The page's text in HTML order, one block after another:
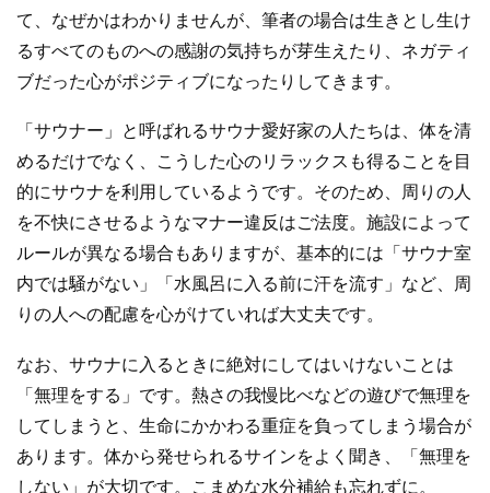
て、なぜかはわかりませんが、筆者の場合は生きとし生け
るすべてのものへの感謝の気持ちが芽生えたり、ネガティ
ブだった心がポジティブになったりしてきます。
「サウナー」と呼ばれるサウナ愛好家の人たちは、体を清
めるだけでなく、こうした心のリラックスも得ることを目
的にサウナを利用しているようです。そのため、周りの人
を不快にさせるようなマナー違反はご法度。施設によって
ルールが異なる場合もありますが、基本的には「サウナ室
内では騒がない」「水風呂に入る前に汗を流す」など、周
りの人への配慮を心がけていれば大丈夫です。
なお、サウナに入るときに絶対にしてはいけないことは
「無理をする」です。熱さの我慢比べなどの遊びで無理を
してしまうと、生命にかかわる重症を負ってしまう場合が
あります。体から発せられるサインをよく聞き、「無理を
しない」が大切です。こまめな水分補給も忘れずに。